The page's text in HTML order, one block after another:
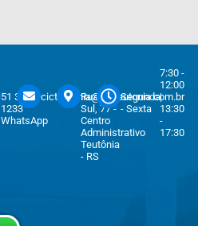
51 3762-
1233
WhatsApp
cicteutonia@cicteutonia.com.br
Rua Um
Sul, 77 -
Centro
Administrativo
Teutônia
- RS
Segunda
- Sexta
7:30 -
12:00
|
13:30
-
17:30